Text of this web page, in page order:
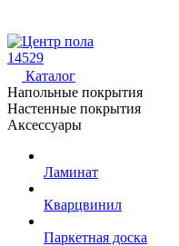
14529
Каталог
Напольные покрытия
Настенные покрытия
Аксессуары
Ламинат
Кварцвинил
Паркетная доска